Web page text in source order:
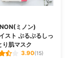
ミノン)
スト ぷるぷるしっ
り肌マスク
3.90(15)